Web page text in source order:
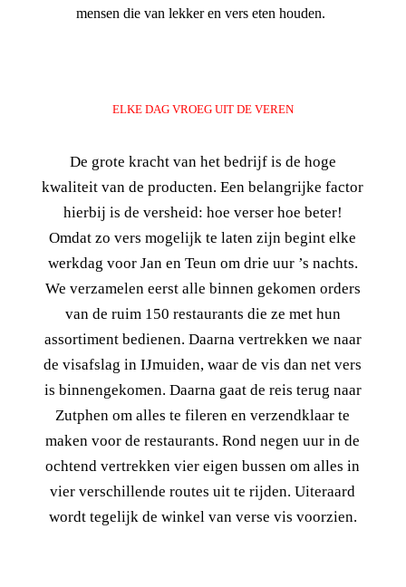
mensen die van lekker en vers eten houden.
ELKE DAG VROEG UIT DE VEREN
De grote kracht van het bedrijf is de hoge
kwaliteit van de producten. Een belangrijke factor
hierbij is de versheid: hoe verser hoe beter!
Omdat zo vers mogelijk te laten zijn begint elke
werkdag voor Jan en Teun om drie uur ’s nachts.
We verzamelen eerst alle binnen gekomen orders
van de ruim 150 restaurants die ze met hun
assortiment bedienen. Daarna vertrekken we naar
de visafslag in IJmuiden, waar de vis dan net vers
is binnengekomen. Daarna gaat de reis terug naar
Zutphen om alles te fileren en verzendklaar te
maken voor de restaurants. Rond negen uur in de
ochtend vertrekken vier eigen bussen om alles in
vier verschillende routes uit te rijden. Uiteraard
wordt tegelijk de winkel van verse vis voorzien.